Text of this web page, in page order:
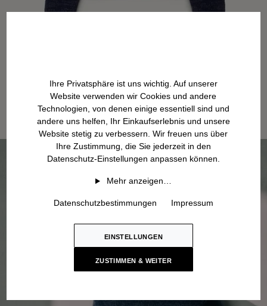
Ihre Privatsphäre ist uns wichtig. Auf unserer
Website verwenden wir Cookies und andere
Technologien, von denen einige essentiell sind und
andere uns helfen, Ihr Einkaufserlebnis und unsere
Website stetig zu verbessern. Wir freuen uns über
Ihre Zustimmung, die Sie jederzeit in den
Datenschutz-Einstellungen anpassen können.
Mehr anzeigen…
Datenschutzbestimmungen Impressum
EINSTELLUNGEN
ZUSTIMMEN & WEITER